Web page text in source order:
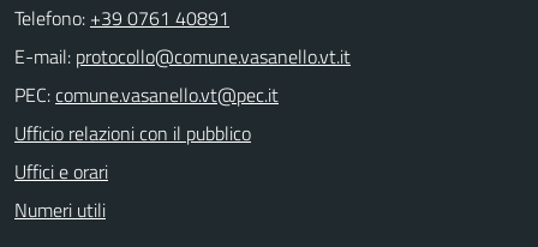
Telefono: +39 0761 40891
E-mail:
PEC:
Ufficio relazioni con il pubblico
Uffici e orari
Numeri utili